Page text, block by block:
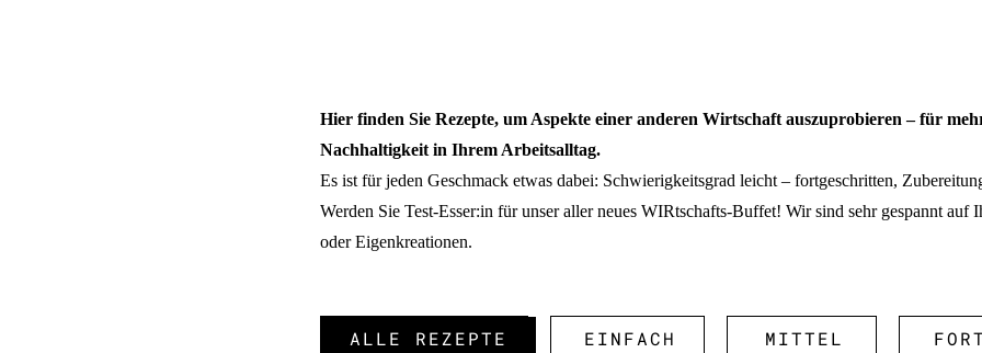
Hier finden Sie Rezepte, um Aspekte einer anderen Wirtschaft auszuprobieren – für
Nachhaltigkeit in Ihrem Arbeitsalltag.
Es ist für jeden Geschmack etwas dabei: Schwierigkeitsgrad leicht – fortgeschritten,
Werden Sie Test-Esser:in für unser aller neues WIRtschafts-Buffet! Wir sind sehr gespannt auf
oder Eigenkreationen.
ALLE REZEPTE EINFACH MITTEL